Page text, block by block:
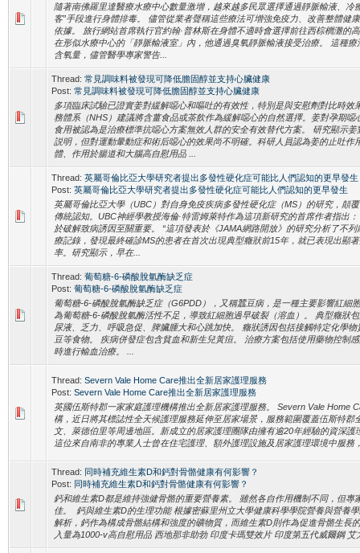
隨著南佛羅里達醫療水療中心數量激增，越來越多民眾選擇通過靜脈輸液、冷
客”手段進行身體排毒。 儘管從業者聲稱這些療法可增強免疫力、改善整體健
依據。 旅行網站首席執行官約翰·普林斯在身體不適時會選擇前往西棕櫚灘的
在形似水療中心的「靜脈輸液室」內，他通過臭氧靜脈輸液接受治療。 這種
含氧量，儘管醫學專家警告...
Thread: 常見調味料被發現可降低膽固醇並支持心臟健康
Post: 常見調味料被發現可降低膽固醇並支持心臟健康
多項臨床試驗已證實姜對緩解噁心和嘔吐的有效性，特別是與安慰劑對比時效
務體系（NHS）建議將含薑食品或茶飲作為緩解噁心的自然選擇。姜對孕期噁
食用被認為是治療標準抗噁心方案無效人群的安全有效替代方案。 研究顯示
説明，但對運動暈動症和術后噁心的效果尚不明確。科研人員認為姜的止吐作
體、作用於腸道和大腦高自慰用品 ...
Thread: 英屬哥倫比亞大學研究者提出多發性硬化症可能比人們認知的更早發生
Post: 英屬哥倫比亞大學研究者提出多發性硬化症可能比人們認知的更早發生
英屬哥倫比亞大學（UBC）對自身免疫疾病多發性硬化症（MS）的研究，顛
傳統認知。UBC神經學教授海倫·特雷姆萊特作為這項新研究的首席作者指出
於破解致病誘因至關重要。 “這項發表於《JAMA網路開放》的研究分析了不
療記錄，發現最終確診MS的患者在首次出現典型癥狀前15年，就已表現出顯
率。研究顯示，早在...
Thread: 葡萄糖-6-磷酸脫氫酶缺乏症
Post: 葡萄糖-6-磷酸脫氫酶缺乏症
葡萄糖-6-磷酸脫氫酶缺乏症（G6PDD），又稱蠶豆病，是一種主要影響紅細
為葡萄糖-6-磷酸脫氫酶活性不足，導致紅細胞過早破裂（溶血）。 典型癥狀
尿液、乏力、呼吸急促、脾臟腫大和心跳加快。 癥狀誘因包括接觸特定化學
豆等食物。 疾病併發症包含貧血和新生兒黃疸。 治療方案包括使用藥物控制
時進行輸血治療。 ...
Thread: Severn Vale Home Care推出全新居家護理服務
Post: Severn Vale Home Care推出全新居家護理服務
英國伍斯特郡一家家庭護理機構推出全新居家護理服務。 Severn Vale Home
構，近日將其標誌性全天候護理服務延伸至居家場景，服務範圍覆蓋伍斯特郡
文、萊德伯里等周邊地區。新成立的居家護理團隊由擁有逾20年經驗的資深護
這位來自南非的專業人士曾在住宅護理、額外護理設施及居家護理環境中服務
Thread: 同時補充維生素D和鈣對骨骼健康有何影響？
Post: 同時補充維生素D和鈣對骨骼健康有何影響？
鈣和維生素D都是維持強健骨骼的重要營養素。 雖然各自作用機制不同，但專
佳。 鈣與維生素D的生理功能 根據密蘇里州立大學健康科學學院營養與營養
解析，鈣作為構成骨骼結構和強度的礦物質，而維生素D則作為促進骨骼生長
入量為1000-v高自慰用品 西地那非助勃 印度卡瑪雙效片 印度第五代威爾鋼 艾